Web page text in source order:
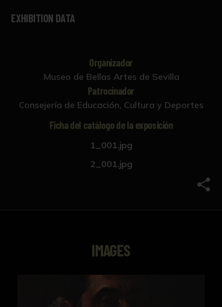
EXHIBITION DATA
Organizador
Museo de Bellas Artes de Sevilla
Patrocinador
Consejería de Educación, Cultura y Deportes
Ficha del catálogo de la exposición
1_001.jpg
2_001.jpg
IMAGES